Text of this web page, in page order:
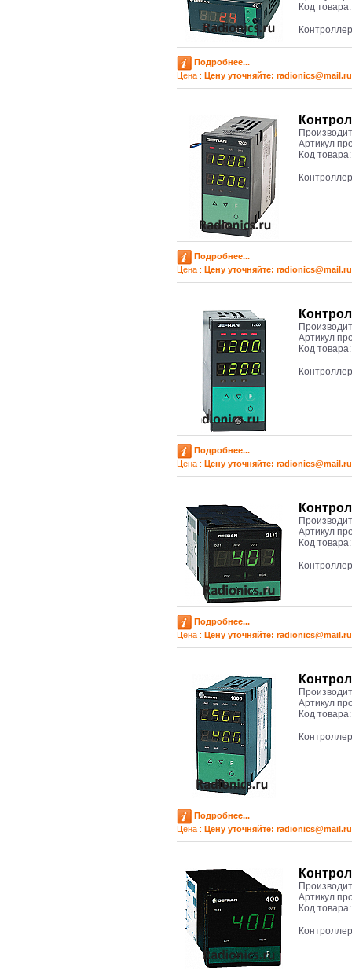
Код
Подробнее...
Цена : Цену уточняйте: radioniсs@mail.ru
Артикул
Код
Подробнее...
Цена : Цену уточняйте: radioniсs@mail.ru
Артикул
Код
Подробнее...
Цена : Цену уточняйте: radioniсs@mail.ru
Артикул
Код
Подробнее...
Цена : Цену уточняйте: radioniсs@mail.ru
Артикул
Код
Подробнее...
Цена : Цену уточняйте: radioniсs@mail.ru
Артикул
Код